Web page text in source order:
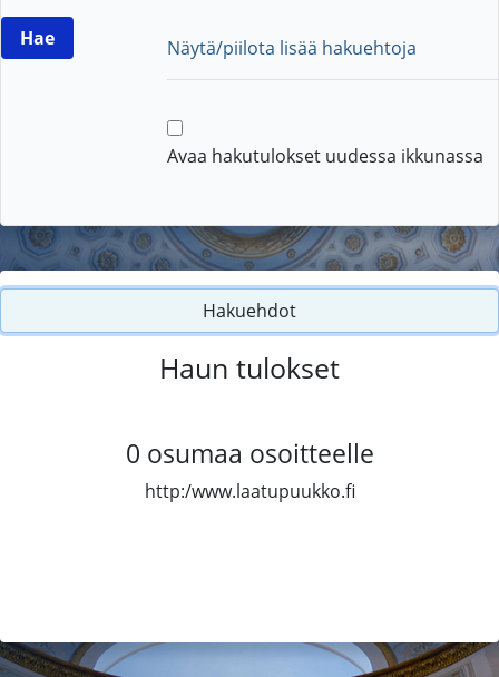
Näytä/piilota lisää hakuehtoja
Avaa hakutulokset uudessa ikkunassa
Hakuehdot
Haun tulokset
0 osumaa osoitteelle
http:/www.laatupuukko.fi